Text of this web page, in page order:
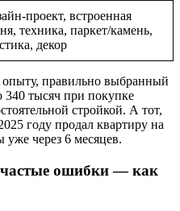
проект, встроенная
техника, паркет/камень,
декор
опыту, правильно выбранный
340 тысяч при покупке
стройкой. А тот,
году продал квартиру на
через 6 месяцев.
ошибки — как